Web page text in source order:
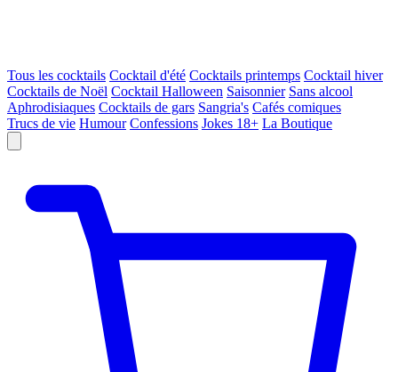
Tous les cocktails Cocktail d'été Cocktails printemps Cocktail hiver
Cocktails de Noël Cocktail Halloween Saisonnier Sans alcool
Aphrodisiaques Cocktails de gars Sangria's Cafés comiques
Trucs de vie Humour Confessions Jokes 18+ La Boutique